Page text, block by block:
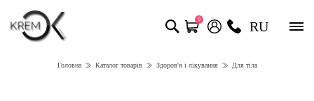
0 RU
Головна Каталог товарів Здоров'я і лікування Для тіла